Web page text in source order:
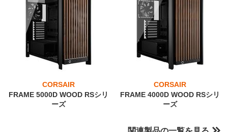
CORSAIR
FRAME 5000D WOOD RSシリ
ーズ
CORSAIR
FRAME 4000D WOOD RSシリ
ーズ